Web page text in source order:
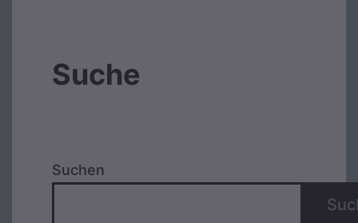
Suche
Suchen